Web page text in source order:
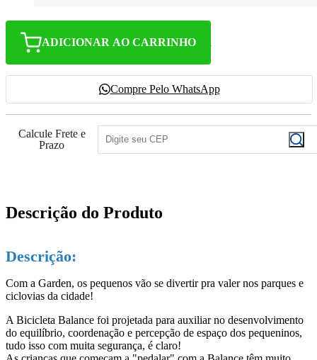
ADICIONAR AO CARRINHO
Compre Pelo WhatsApp
Calcule Frete e
Prazo
Descrição do Produto
Descrição:
Com a Garden, os pequenos vão se divertir pra valer nos parques e
ciclovias da cidade!
A Bicicleta Balance foi projetada para auxiliar no desenvolvimento
do equilíbrio, coordenação e percepção de espaço dos pequeninos,
tudo isso com muita segurança, é claro!